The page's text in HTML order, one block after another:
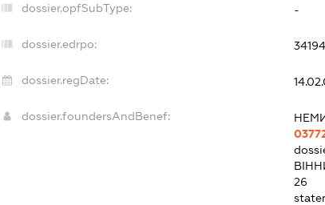
dossier.opfSubType: -
dossier.edrpo:
dossier.regDate:
dossier.foundersAndBenef:
26